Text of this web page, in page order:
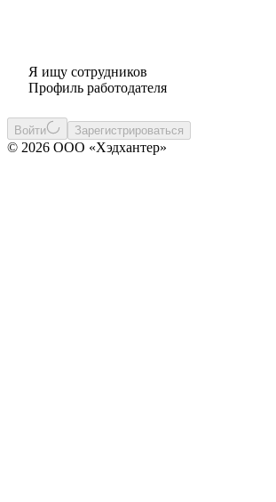
Я ищу сотрудников
Профиль работодателя
Войти Зарегистрироваться
© 2026 ООО «Хэдхантер»